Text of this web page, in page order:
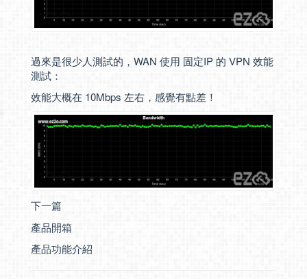
過來是很少人測試的，WAN 使用 固定IP 的 VPN 效能
測試：
效能大概在 10Mbps 左右，感覺有點差！
下一篇
產品開箱
產品功能介紹